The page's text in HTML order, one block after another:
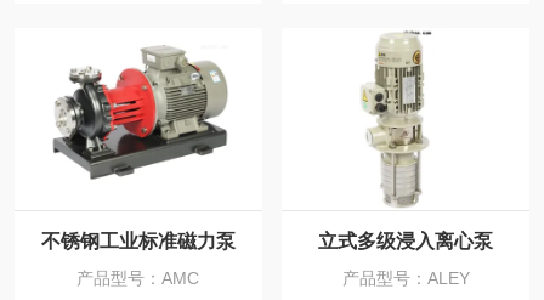
不锈钢工业标准磁力泵
产品型号：AMC
立式多级浸入离心泵
产品型号：ALEY